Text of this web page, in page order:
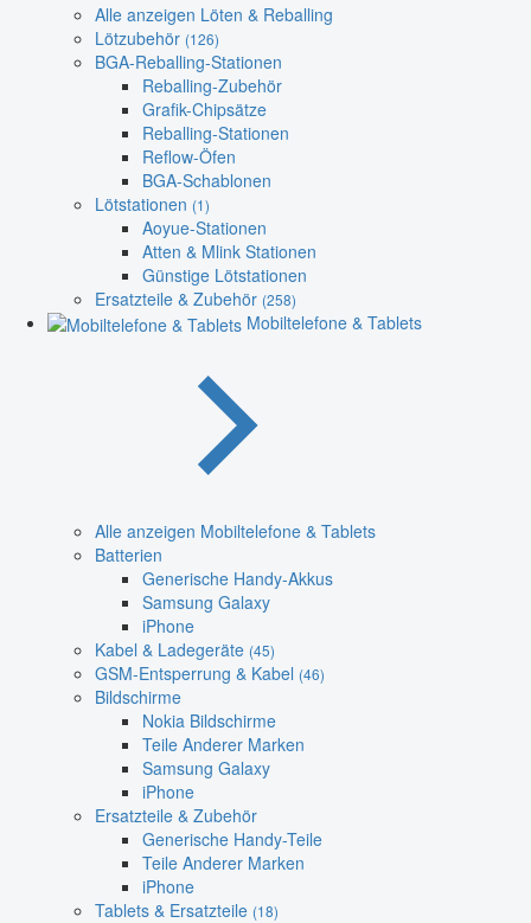
Alle anzeigen Löten & Reballing
Lötzubehör (126)
BGA-Reballing-Stationen
Reballing-Zubehör
Grafik-Chipsätze
Reballing-Stationen
Reflow-Öfen
BGA-Schablonen
Lötstationen (1)
Aoyue-Stationen
Atten & Mlink Stationen
Günstige Lötstationen
Ersatzteile & Zubehör (258)
Mobiltelefone & Tablets
Alle anzeigen Mobiltelefone & Tablets
Batterien
Generische Handy-Akkus
Samsung Galaxy
iPhone
Kabel & Ladegeräte (45)
GSM-Entsperrung & Kabel (46)
Bildschirme
Nokia Bildschirme
Teile Anderer Marken
Samsung Galaxy
iPhone
Ersatzteile & Zubehör
Generische Handy-Teile
Teile Anderer Marken
iPhone
Tablets & Ersatzteile (18)